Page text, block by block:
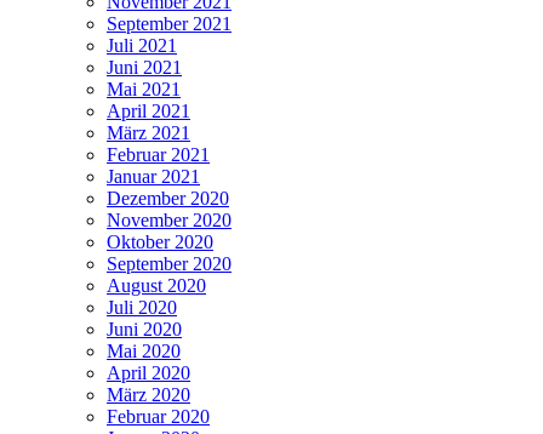
September 2021
Juli 2021
Juni 2021
Mai 2021
April 2021
März 2021
Februar 2021
Januar 2021
Dezember 2020
November 2020
Oktober 2020
September 2020
August 2020
Juli 2020
Juni 2020
Mai 2020
April 2020
März 2020
Februar 2020